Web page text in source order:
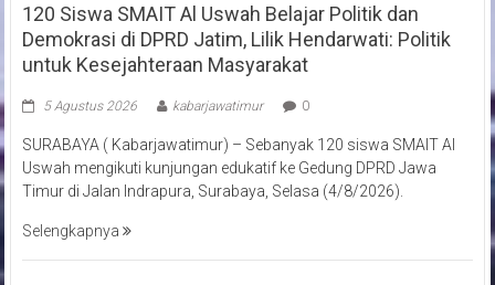
120 Siswa SMAIT Al Uswah Belajar Politik dan
Demokrasi di DPRD Jatim, Lilik Hendarwati: Politik
untuk Kesejahteraan Masyarakat
5 Agustus 2026 kabarjawatimur 0
SURABAYA ( Kabarjawatimur) – Sebanyak 120 siswa SMAIT Al
Uswah mengikuti kunjungan edukatif ke Gedung DPRD Jawa
Timur di Jalan Indrapura, Surabaya, Selasa (4/8/2026).
Selengkapnya